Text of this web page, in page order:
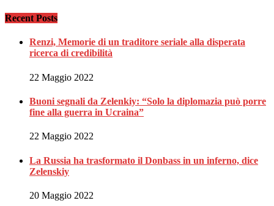
Recent Posts
Renzi, Memorie di un traditore seriale alla disperata
ricerca di credibilità
22 Maggio 2022
Buoni segnali da Zelenkiy: “Solo la diplomazia può porre
fine alla guerra in Ucraina”
22 Maggio 2022
La Russia ha trasformato il Donbass in un inferno, dice
Zelenskiy
20 Maggio 2022